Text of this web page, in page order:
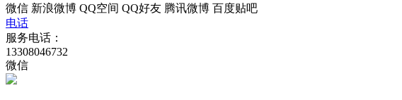
微信 新浪微博 QQ空间 QQ好友 腾讯微博 百度贴吧
电话
服务电话：
13308046732
微信